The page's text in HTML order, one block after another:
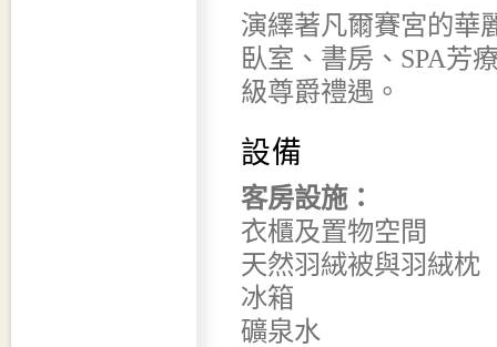
演繹著凡爾賽宮的華
臥室、書房、SPA芳
級尊爵禮遇。
設備
客房設施：
衣櫃及置物空間
天然羽絨被與羽絨枕
冰箱
礦泉水